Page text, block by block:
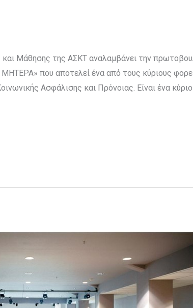
Μάθησης της ΑΣΚΤ αναλαμβάνει την
που αποτελεί ένα από τους κύριους
Ασφάλισης και Πρόνοιας. Είναι ένα